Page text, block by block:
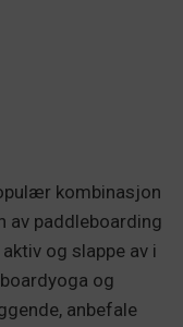
kombinasjon
av paddleboarding
og slappe av i
og
anbefale